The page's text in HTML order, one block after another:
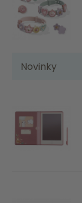
Novinky